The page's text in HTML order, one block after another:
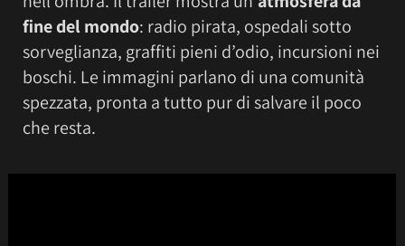
fine del mondo: radio pirata, ospedali sotto
sorveglianza, graffiti pieni d’odio, incursioni nei
boschi. Le immagini parlano di una comunità
spezzata, pronta a tutto pur di salvare il poco
che resta.